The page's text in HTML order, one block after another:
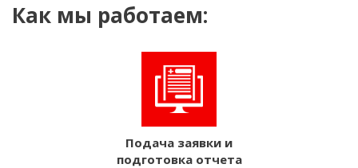
Как мы работаем:
Подача заявки и
подготовка отчета